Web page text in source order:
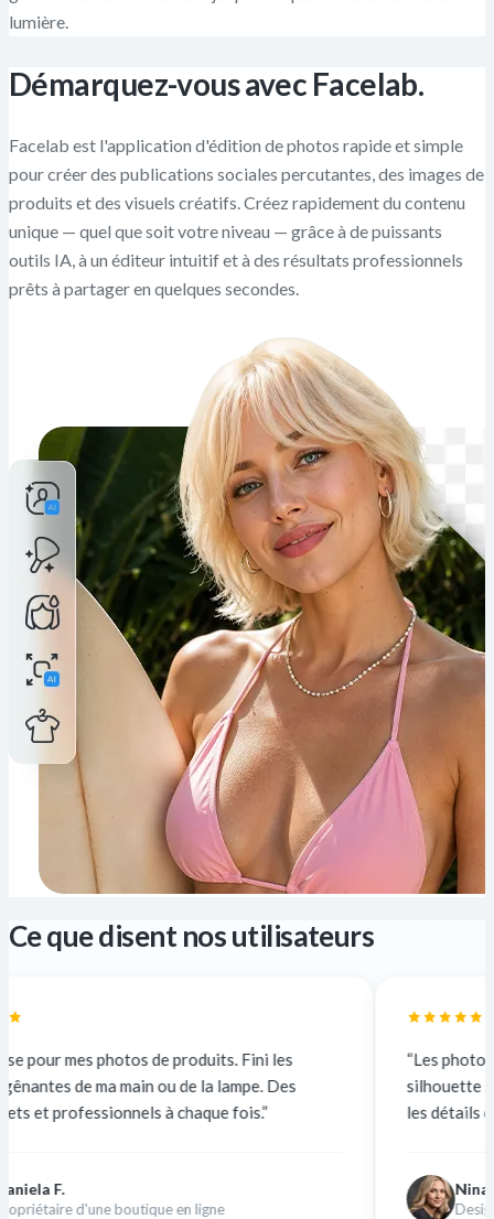
lumière.
Démarquez-vous avec Facelab.
Facelab est l'application d'édition de photos rapide et simple
pour créer des publications sociales percutantes, des images de
produits et des visuels créatifs. Créez rapidement du contenu
unique — quel que soit votre niveau — grâce à de puissants
outils IA, à un éditeur intuitif et à des résultats professionnels
prêts à partager en quelques secondes.
Ce que disent nos utilisateurs
de produits. Fini les
ou de la lampe. Des
à chaque fois.”
en ligne
“Les photos à contre-jour
silhouette sombre.
les détails de mon visage. Ça
Designer indépendante